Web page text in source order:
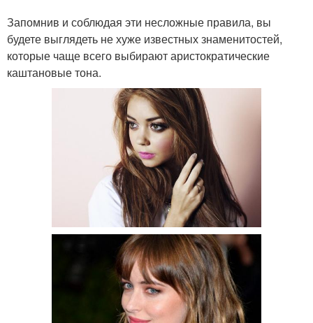
Запомнив и соблюдая эти несложные правила, вы
будете выглядеть не хуже известных знаменитостей,
которые чаще всего выбирают аристократические
каштановые тона.